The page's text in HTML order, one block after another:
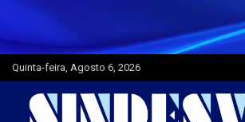
content
Quinta-feira, Agosto 6, 2026